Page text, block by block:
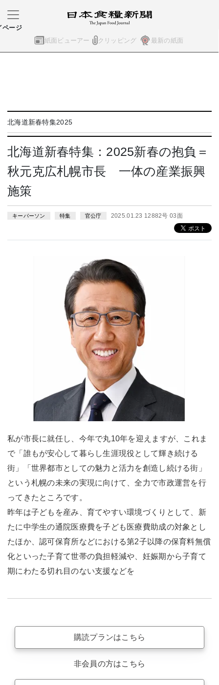
紙面ビューアー クリッピング 最新の紙面
ページ
北海道新春特集2025
北海道新春特集：2025新春の抱負＝
秋元克広札幌市長 一体の産業振興
施策
キーパーソン 特集 官公庁 2025.01.23 12882号 03面
私が市長に就任し、今年で丸10年を迎えますが、これま
で「誰もが安心して暮らし生涯現役として輝き続ける
街」「世界都市としての魅力と活力を創造し続ける街」
という札幌の未来の実現に向けて、全力で市政運営を行
ってきたところです。
昨年は子どもを産み、育てやすい環境づくりとして、新
たに中学生の通院医療費を子ども医療費助成の対象とし
たほか、認可保育所などにおける第2子以降の保育料無償
化といった子育て世帯の負担軽減や、妊娠期から子育て
期にわたる切れ目のない支援などを
購読プランはこちら
非会員の方はこちら